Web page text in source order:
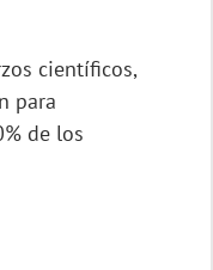
científicos,
para
de los